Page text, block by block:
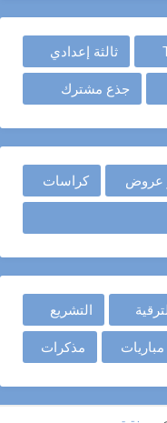
ثالثة إعدادي
جذع مشترك
عروض كراسات
التشريع
مباريات مذكرات